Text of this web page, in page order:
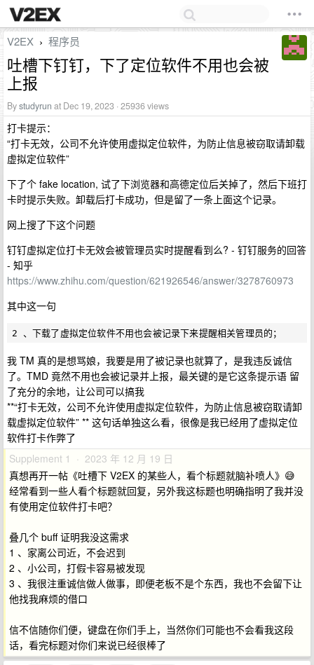
V2EX › 程序员
吐槽下钉钉，下了定位软件不用也会被
上报
Bystudyrun at Dec 19, 2023 · 25936 views
打卡提示：
“打卡无效，公司不允许使用虚拟定位软件，为防止信息被窃取请卸载
虚拟定位软件”
下了个 fake location, 试了下浏览器和高德定位后关掉了，然后下班打
卡时提示失败。卸载后打卡成功，但是留了一条上面这个记录。
网上搜了下这个问题
钉钉虚拟定位打卡无效会被管理员实时提醒看到么? - 钉钉服务的回答
- 知乎
https://www.zhihu.com/question/621926546/answer/3278760973
其中这一句
我 TM 真的是想骂娘，我要是用了被记录也就算了，是我违反诚信
了。TMD 竟然不用也会被记录并上报，最关键的是它这条提示语 留
了充分的余地，让公司可以搞我
**“打卡无效，公司不允许使用虚拟定位软件，为防止信息被窃取请卸
载虚拟定位软件” ** 这句话单独这么看，很像是我已经用了虚拟定位
软件打卡作弊了
Supplement 1 · 2023 年 12 月 19 日
真想再开一帖《吐槽下 V2EX 的某些人，看个标题就脑补喷人》😅
经常看到一些人看个标题就回复，另外我这标题也明确指明了我并没
有使用定位软件打卡吧？
叠几个 buff 证明我没这需求
1 、家离公司近，不会迟到
2 、小公司，打假卡容易被发现
3 、我很注重诚信做人做事，即便老板不是个东西，我也不会留下让
他找我麻烦的借口
信不信随你们便，键盘在你们手上，当然你们可能也不会看我这段
话，看完标题对你们来说已经很棒了